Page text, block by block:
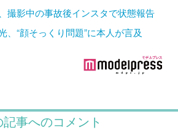
撮影中の事故後インスタで状態報告
、“顔そっくり問題”に本人が言及